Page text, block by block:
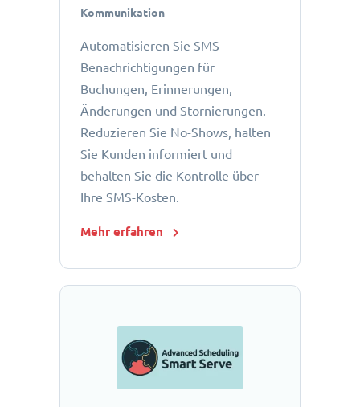
Kommunikation
Automatisieren Sie SMS-
Benachrichtigungen für
Buchungen, Erinnerungen,
Änderungen und Stornierungen.
Reduzieren Sie No-Shows, halten
Sie Kunden informiert und
behalten Sie die Kontrolle über
Ihre SMS-Kosten.
Mehr erfahren